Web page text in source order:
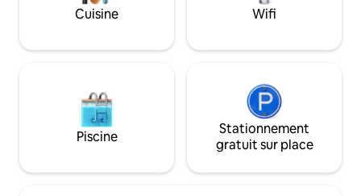
peut accueillir confortablement 4-
5 personnes ! Balançoire sur le porche
chiots puissent jouer. Les voyageurs
ou 6. Accès à la buanderie. Porche avant
confortable,
dîner ou se
Cuisine Wifi
Piscine
Stationnement
gratuit sur place